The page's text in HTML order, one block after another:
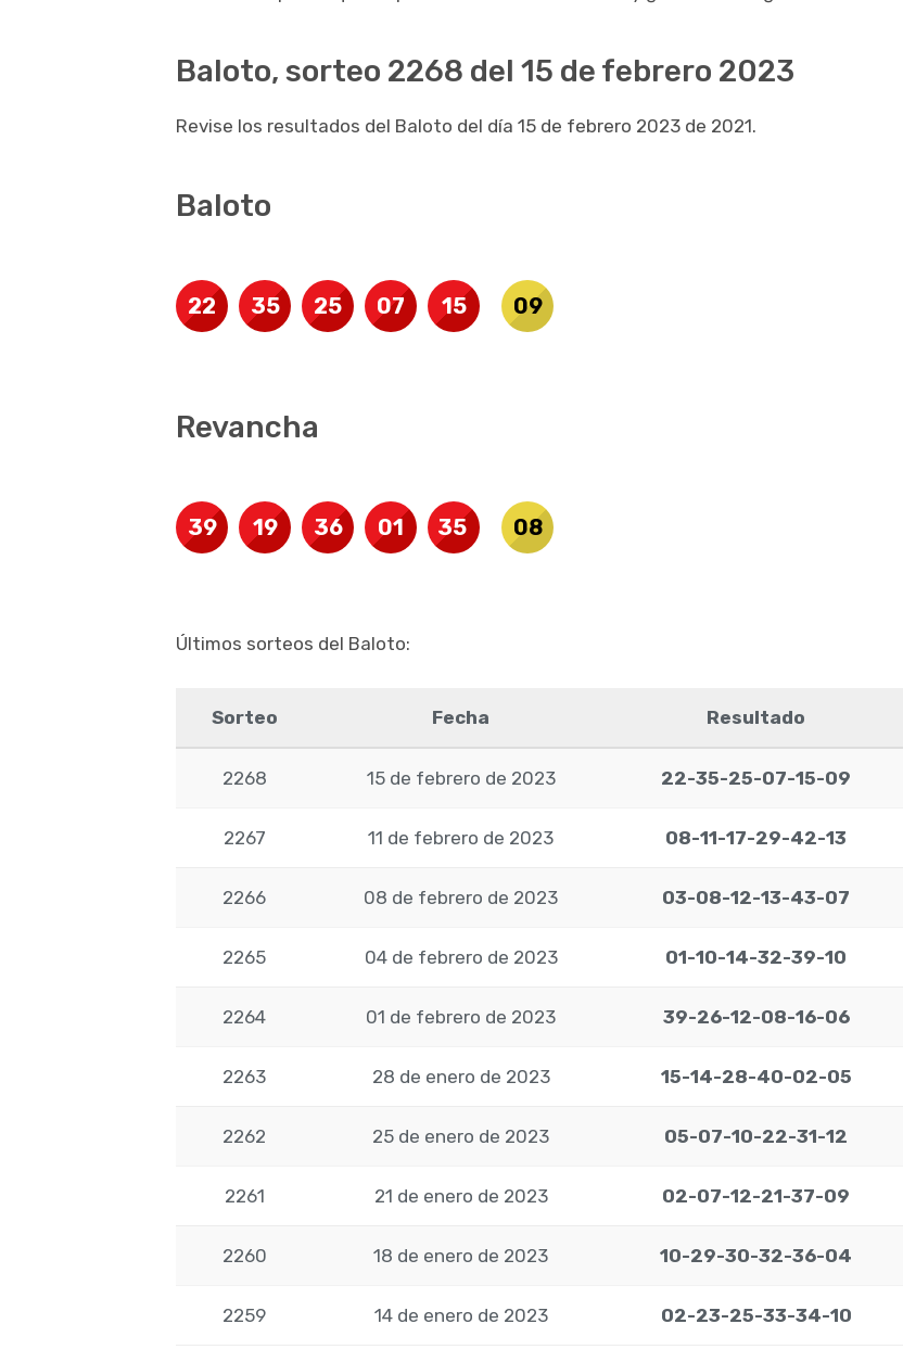
Baloto, sorteo 2268 del 15 de febrero 2023
Revise los resultados del Baloto del día 15 de febrero 2023 de 2021.
Baloto
22 35 25 07 15 09
Revancha
39 19 36 01 35 08
Últimos sorteos del Baloto:
Sorteo Fecha Resultado
2268 15 de febrero de 2023 22-35-25-07-15-09
2267 11 de febrero de 2023 08-11-17-29-42-13
2266 08 de febrero de 2023 03-08-12-13-43-07
2265 04 de febrero de 2023 01-10-14-32-39-10
2264 01 de febrero de 2023 39-26-12-08-16-06
2263 28 de enero de 2023 15-14-28-40-02-05
2262 25 de enero de 2023 05-07-10-22-31-12
2261 21 de enero de 2023 02-07-12-21-37-09
2260 18 de enero de 2023 10-29-30-32-36-04
2259 14 de enero de 2023 02-23-25-33-34-10